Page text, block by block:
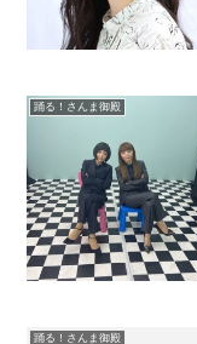
踊る！さんま御殿
踊る！さんま御殿